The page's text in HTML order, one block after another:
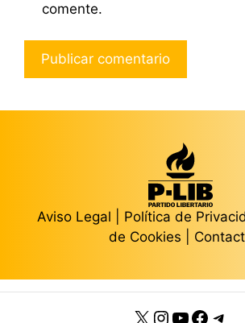
comente.
Aviso Legal Política de
de Cookies